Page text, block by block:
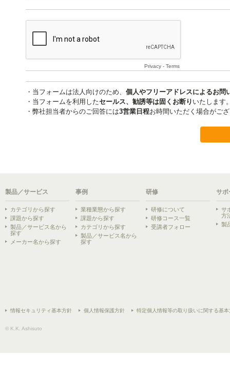
製品／サービス
カテゴリから探す
課題から探す
製品／サービス名から
探す
メーカー名から探す
事例
業種業態から探す
課題から探す
カテゴリから探す
製品／サービス名から
探す
研修
研修について
研修コース一覧
受講者フォロー
サポ
サ
方
製
情報セキュリティ基本方針 個人情報保護方針 特定個人情報等の取り扱いに関する基本
© K.K. Ashisuto